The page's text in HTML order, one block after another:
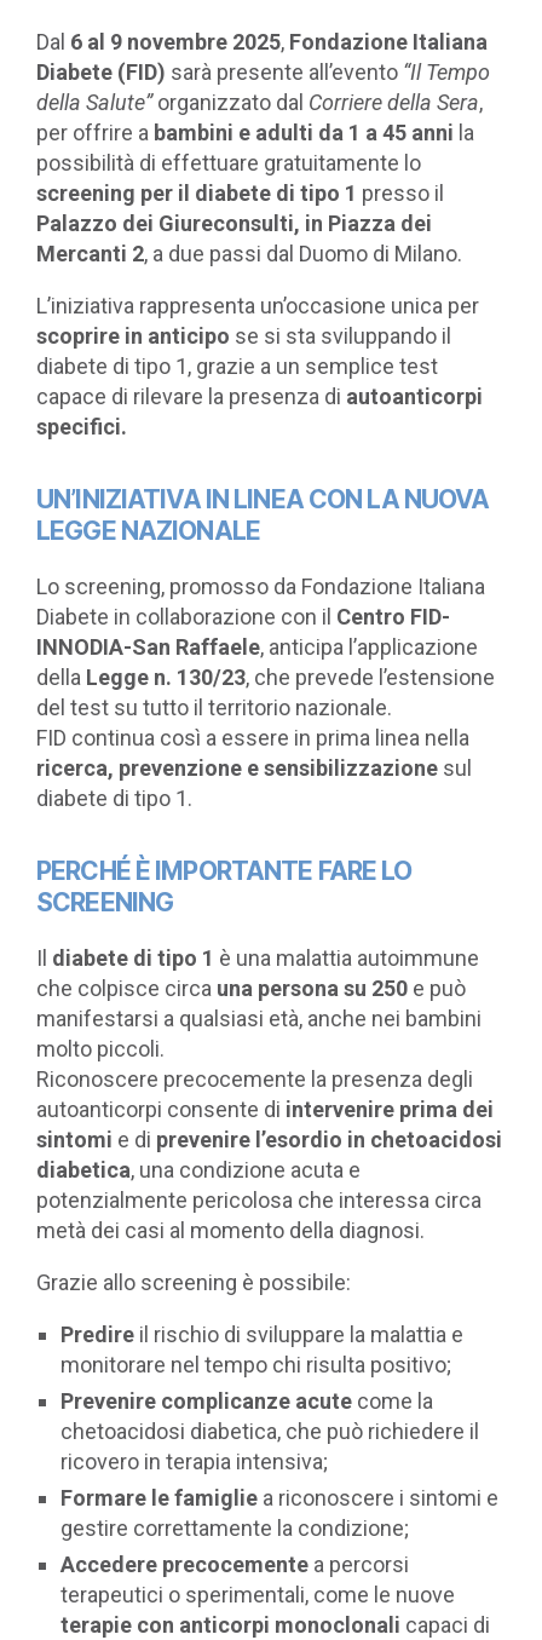
Dal 6 al 9 novembre 2025, Fondazione Italiana
Diabete (FID) sarà presente all’evento “Il Tempo
della Salute”organizzato dal Corriere della Sera,
per offrire a bambini e adulti da 1 a 45 anni la
possibilità di effettuare gratuitamente lo
screening per il diabete di tipo 1 presso il
Palazzo dei Giureconsulti, in Piazza dei
Mercanti 2, a due passi dal Duomo di Milano.
L’iniziativa rappresenta un’occasione unica per
scoprire in anticipo se si sta sviluppando il
diabete di tipo 1, grazie a un semplice test
capace di rilevare la presenza di autoanticorpi
specifici.
UN’INIZIATIVA IN LINEA CON LA NUOVA
LEGGE NAZIONALE
Lo screening, promosso da Fondazione Italiana
Diabete in collaborazione con il Centro FID-
INNODIA-San Raffaele, anticipa l’applicazione
della Legge n. 130/23, che prevede l’estensione
del test su tutto il territorio nazionale.
FID continua così a essere in prima linea nella
ricerca, prevenzione e sensibilizzazione sul
diabete di tipo 1.
PERCHÉ È IMPORTANTE FARE LO
SCREENING
Il diabete di tipo 1 è una malattia autoimmune
che colpisce circa una persona su 250 e può
manifestarsi a qualsiasi età, anche nei bambini
molto piccoli.
Riconoscere precocemente la presenza degli
autoanticorpi consente di intervenire prima dei
sintomi e di prevenire l’esordio in chetoacidosi
diabetica, una condizione acuta e
potenzialmente pericolosa che interessa circa
metà dei casi al momento della diagnosi.
Grazie allo screening è possibile:
Predire il rischio di sviluppare la malattia e
monitorare nel tempo chi risulta positivo;
Prevenire complicanze acute come la
chetoacidosi diabetica, che può richiedere il
ricovero in terapia intensiva;
Formare le famiglie a riconoscere i sintomi e
gestire correttamente la condizione;
Accedere precocemente a percorsi
terapeutici o sperimentali, come le nuove
terapie con anticorpi monoclonali capaci di